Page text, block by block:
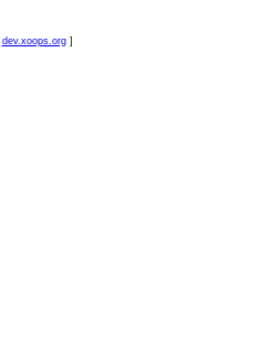
dev.xoops.org]